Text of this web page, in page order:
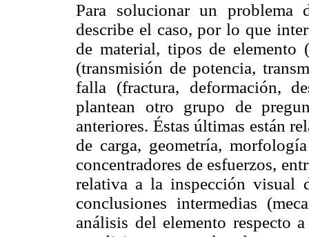
Para solucionar un problema
describe el caso, por lo que
de material, tipos de elemento
(transmisión de potencia,
falla (fractura, deformación,
plantean otro grupo de
anteriores. Éstas últimas están
de carga, geometría,
concentradores de esfuerzos,
relativa a la inspección visual
conclusiones intermedias
análisis del elemento respecto